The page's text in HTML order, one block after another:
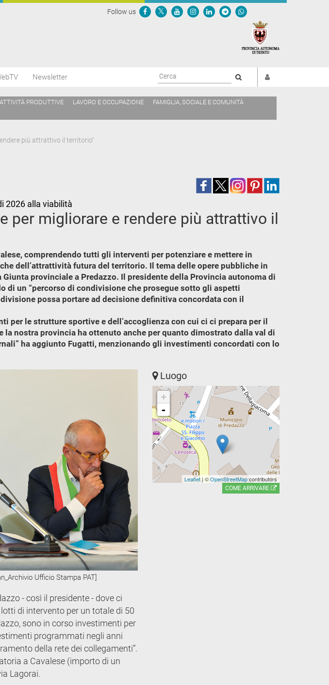
Follow us
Newsletter
PRODUTTIVE LAVORO E OCCUPAZIONE
FAMIGLIA, SOCIALE E COMUNITÀ
più attrattivo il territorio”
2026 alla viabilità
per migliorare e rendere più attrattivo il
comprendendo tutti gli interventi per potenziare e mettere in
dell’attrattività futura del territorio. Il tema delle opere pubbliche in
provinciale a Predazzo. Il presidente della Provincia autonoma di
di un “percorso di condivisione che prosegue sotto gli aspetti
possa portare ad decisione definitiva concordata con il
le strutture sportive e dell’accoglienza con cui ci ci prepara per il
nostra provincia ha ottenuto anche per quanto dimostrato dalla val di
ha aggiunto Fugatti, menzionando gli investimenti concordati con lo
Ufficio Stampa PAT]
- così il presidente - dove ci
di intervento per un totale di 50
sono in corso investimenti per
programmati negli anni
della rete dei collegamenti”.
a Cavalese (importo di un
Lagorai.
Luogo
+
-
Leaflet| ©OpenStreetMapcontributors
COME ARRIVARE